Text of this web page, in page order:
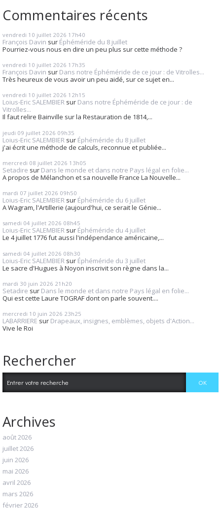
Commentaires récents
vendredi 10 juillet 2026 17h40
François Davin sur Éphéméride du 8 juillet
Pourriez-vous nous en dire un peu plus sur cette méthode ?
vendredi 10 juillet 2026 17h35
François Davin sur Dans notre Éphéméride de ce jour : de Vitrolles...
Très heureux de vous avoir un peu aidé, sur ce sujet en...
vendredi 10 juillet 2026 12h15
Loius-Eric SALEMBIER sur Dans notre Éphéméride de ce jour : de
Vitrolles...
Il faut relire Bainville sur la Restauration de 1814,...
jeudi 09 juillet 2026 09h35
Loius-Eric SALEMBIER sur Éphéméride du 8 juillet
j'ai écrit une méthode de calculs, reconnue et publiée...
mercredi 08 juillet 2026 13h05
Setadire sur Dans le monde et dans notre Pays légal en folie...
A propos de Mélanchon et sa nouvelle France La Nouvelle...
mardi 07 juillet 2026 09h50
Loius-Eric SALEMBIER sur Éphéméride du 6 juillet
A Wagram, l'Artillerie (aujourd'hui, ce serait le Génie...
samedi 04 juillet 2026 08h45
Loius-Eric SALEMBIER sur Éphéméride du 4 juillet
Le 4 juillet 1776 fut aussi l'indépendance américaine,...
samedi 04 juillet 2026 08h30
Loius-Eric SALEMBIER sur Éphéméride du 3 juillet
Le sacre d'Hugues à Noyon inscrivit son règne dans la...
mardi 30 juin 2026 21h20
Setadire sur Dans le monde et dans notre Pays légal en folie...
Qui est cette Laure TOGRAF dont on parle souvent....
mercredi 10 juin 2026 23h25
LABARRIERE sur Drapeaux, insignes, emblèmes, objets d'Action...
Vive le Roi
Rechercher
Archives
août 2026
juillet 2026
juin 2026
mai 2026
avril 2026
mars 2026
février 2026